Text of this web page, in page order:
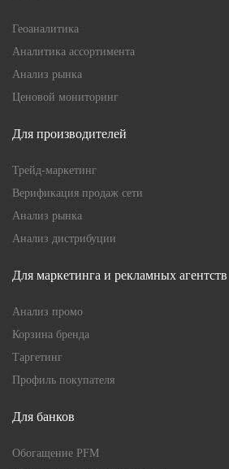
Геоаналитика
Аналитика ассортимента
Анализ рынка
Ценовой мониторинг
Для производителей
Трейд-маркетинг
Верификация продаж сети
Анализ рынка
Анализ дистрибуции
Для маркетинга и рекламных агентств
Анализ промо
Корзина бренда
Таргетинг
Профиль покупателя
Для банков
Обогащение PFM